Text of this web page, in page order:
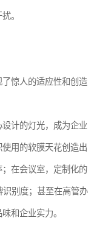
。
惊人的适应性和创造
计的灯光，成为企业
用的软膜天花创造出
在会议室，定制化的
别度；甚至在高管办
和企业实力。